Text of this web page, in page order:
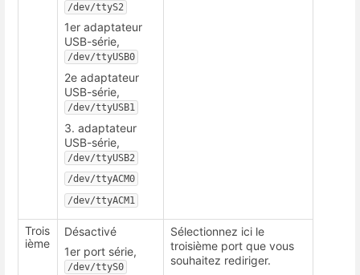
/dev/ttyS2
1er adaptateur
USB-série,
/dev/ttyUSB0
2e adaptateur
USB-série,
/dev/ttyUSB1
3. adaptateur
USB-série,
/dev/ttyUSB2
/dev/ttyACM0
/dev/ttyACM1
Trois
ième
Désactivé
1er port série,
/dev/ttyS0
Sélectionnez ici le
troisième port que vous
souhaitez rediriger.